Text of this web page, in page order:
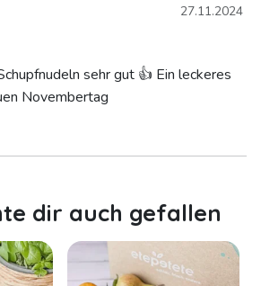
27.11.2024
sehr gut 👍 Ein leckeres
Novembertag
dir auch gefallen